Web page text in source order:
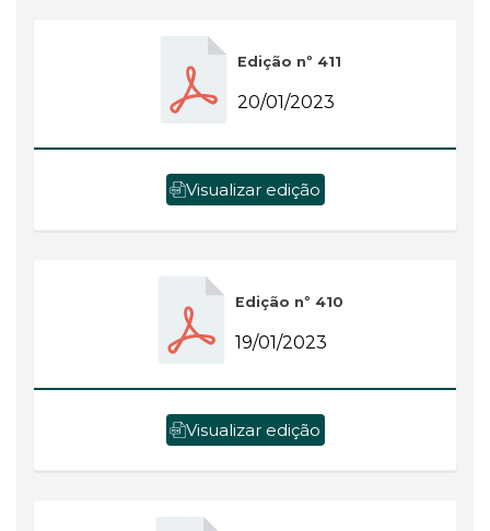
Edição nº 411
20/01/2023
Visualizar edição
Edição nº 410
19/01/2023
Visualizar edição